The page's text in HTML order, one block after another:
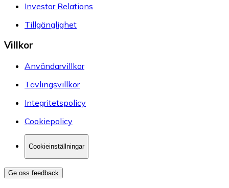
Investor Relations
Tillgänglighet
Villkor
Användarvillkor
Tävlingsvillkor
Integritetspolicy
Cookiepolicy
Cookieinställningar
Ge oss feedback